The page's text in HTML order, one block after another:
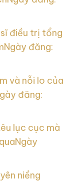
sĩ điều trị tổng
Ngày đăng:
và nỗi lo của
đăng:
lục cục mà
Ngày
niềng